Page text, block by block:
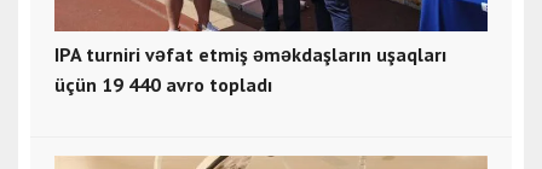
IPA turniri vəfat etmiş əməkdaşların uşaqları
üçün 19 440 avro topladı